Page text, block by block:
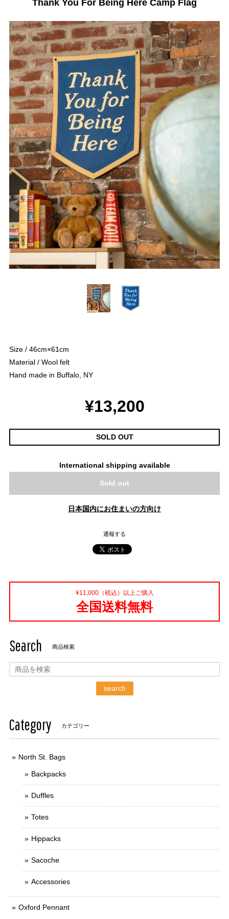
Thank You For Being Here Camp Flag
Size / 46cm×61cm
Material / Wool felt
Hand made in Buffalo, NY
¥13,200
SOLD OUT
International shipping available
Sold out
日本国内にお住まいの方向け
通報する
¥11,000（税込）以上ご購入
全国送料無料
Search 商品検索
search
Category カテゴリー
North St. Bags
Backpacks
Duffles
Totes
Hippacks
Sacoche
Accessories
Oxford Pennant